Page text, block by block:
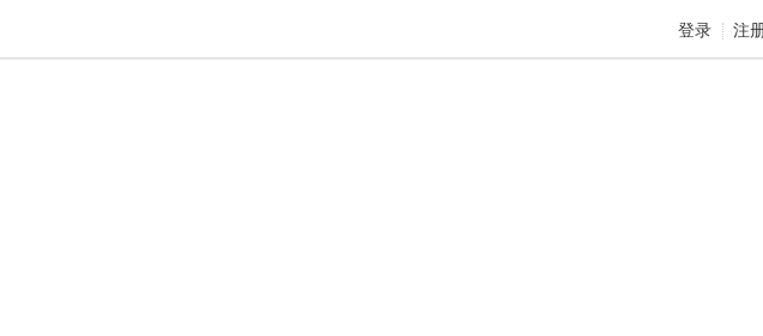
登录 注